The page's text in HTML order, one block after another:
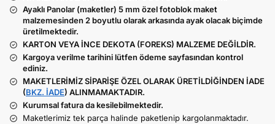
Ayaklı Panolar (maketler) 5 mm özel fotoblok maket
malzemesinden 2 boyutlu olarak arkasında ayak olacak biçimde
üretilmektedir.
KARTON VEYA İNCE DEKOTA (FOREKS) MALZEME DEĞİLDİR.
Kargoya verilme tarihini lütfen ödeme sayfasından kontrol
ediniz.
MAKETLERİMİZ SİPARİŞE ÖZEL OLARAK ÜRETİLDİĞİNDEN İADE
(BKZ. İADE) ALINMAMAKTADIR.
Kurumsal fatura da kesilebilmektedir.
Maketlerimiz tek parça halinde paketlenip kargolanmaktadır.